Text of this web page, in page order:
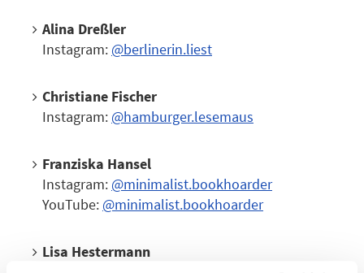
Alina Dreßler
Instagram: @berlinerin.liest
Christiane Fischer
Instagram: @hamburger.lesemaus
Franziska Hansel
Instagram: @minimalist.bookhoarder
YouTube: @minimalist.bookhoarder
Lisa Hestermann